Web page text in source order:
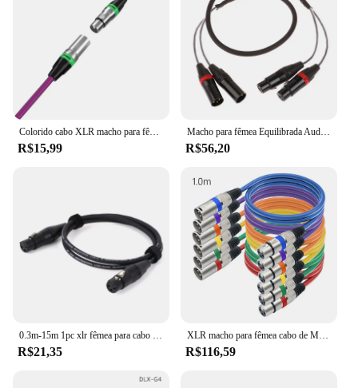
Colorido cabo XLR macho para fêmea sinal de áudio, canhão Balance, Karon, microfone, Mixer, EQ saída, entrada KTV, linha equilibrada
R$15,99
Macho para fêmea Equilibrada Audio Extension Cord, Professional Multi-Media, Cabo XLR de 3 pinos, 2 4 6 canais
R$56,20
0.3m-15m 1pc xlr fêmea para cabo fêmea, 3 pinos xlr fêmea para fêmea cabo de microfone colorido para equipamentos de áudio e som
R$21,35
XLR macho para fêmea cabo de Mic, multi colorido, cabo auxiliar para Mic Mixer, estúdio de gravação, podcasts, 6 pcs, 10pcs
R$116,59